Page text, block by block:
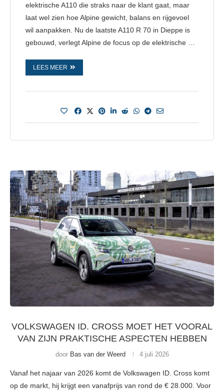
elektrische A110 die straks naar de klant gaat, maar
laat wel zien hoe Alpine gewicht, balans en rijgevoel
wil aanpakken. Nu de laatste A110 R 70 in Dieppe is
gebouwd, verlegt Alpine de focus op de elektrische …
LEES MEER
VOLKSWAGEN ID. CROSS MOET HET VOORAL
VAN ZIJN PRAKTISCHE ASPECTEN HEBBEN
door Bas van der Weerd 4 juli 2026
Vanaf het najaar van 2026 komt de Volkswagen ID. Cross komt
op de markt, hij krijgt een vanafprijs van rond de € 28.000. Voor